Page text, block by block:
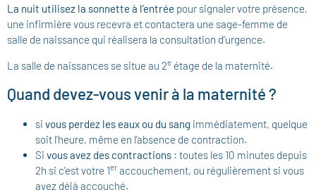
La nuit utilisez la sonnette à l’entrée pour signaler votre présence,
une infirmière vous recevra et contactera une sage-femme de
salle de naissance qui réalisera la consultation d’urgence.
La salle de naissances se situe au 2e étage de la maternité.
Quand devez-vous venir à la maternité ?
si vous perdez les eaux ou du sang immédiatement, quelque
soit l’heure, même en l’absence de contraction.
Si vous avez des contractions : toutes les 10 minutes depuis
2h si c’est votre 1er accouchement, ou régulièrement si vous
avez déjà accouché.